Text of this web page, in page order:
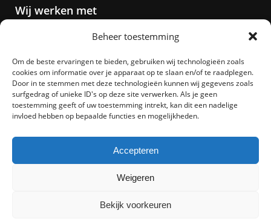
Beheer toestemming
Om de beste ervaringen te bieden, gebruiken wij technologieën zoals
cookies om informatie over je apparaat op te slaan en/of te raadplegen.
Door in te stemmen met deze technologieën kunnen wij gegevens zoals
surfgedrag of unieke ID's op deze site verwerken. Als je geen
toestemming geeft of uw toestemming intrekt, kan dit een nadelige
invloed hebben op bepaalde functies en mogelijkheden.
Accepteren
Weigeren
Bekijk voorkeuren
Wij werken met